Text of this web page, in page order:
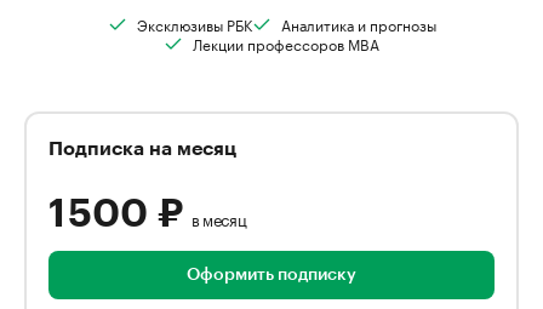
Эксклюзивы РБК
Аналитика и прогнозы
Лекции профессоров MBA
Подписка на месяц
1 500 ₽ в месяц
Оформить подписку